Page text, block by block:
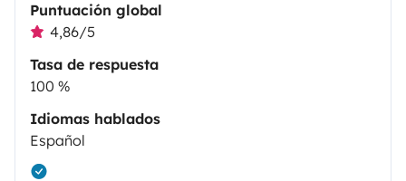
Puntuación global
4,86/5
Tasa de respuesta
100 %
Idiomas hablados
Español